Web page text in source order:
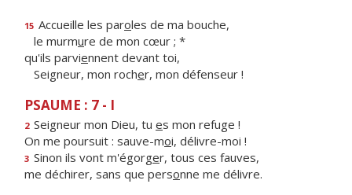
15 Accueille les paroles de ma bouche,
le murmure de mon cœur ; *
qu'ils parviennent devant toi,
Seigneur, mon rocher, mon défenseur !
PSAUME : 7 - I
2 Seigneur mon Dieu, tu es mon refuge !
On me poursuit : sauve-moi, délivre-moi !
3 Sinon ils vont m'égorger, tous ces fauves,
me déchirer, sans que personne me délivre.